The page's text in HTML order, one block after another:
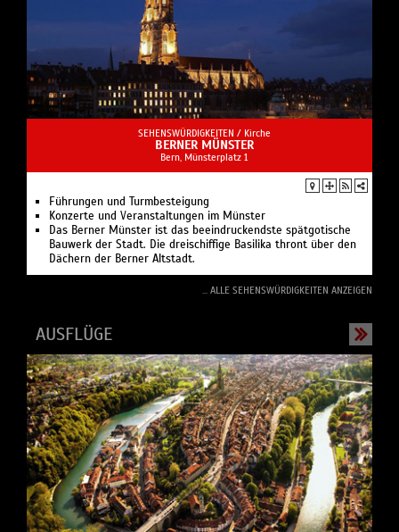
SEHENSWÜRDIGKEITEN / Kirche
BERNER MÜNSTER
Bern, Münsterplatz 1
Führungen und Turmbesteigung
Konzerte und Veranstaltungen im Münster
Das Berner Münster ist das beeindruckendste spätgotische
Bauwerk der Stadt. Die dreischiffige Basilika thront über den
Dächern der Berner Altstadt.
... ALLE SEHENSWÜRDIGKEITEN ANZEIGEN
AUSFLÜGE